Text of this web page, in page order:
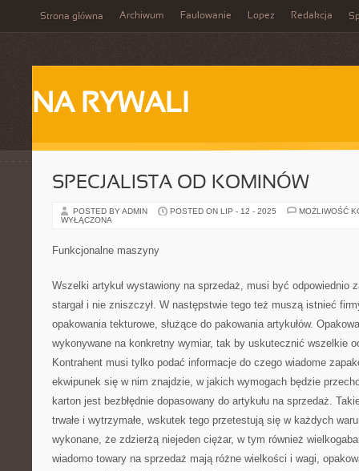
Strona główna Archiwum Faulowanie Lopez Redakcja
NA RYWALI
SPECJALISTA OD KOMINÓW
POSTED BY ADMIN POSTED ON LIP - 12 - 2025
MOŻLIWOŚĆ
WYŁĄCZONA
Funkcjonalne maszyny
Wszelki artykuł wystawiony na sprzedaż, musi być odpowiednio
stargał i nie zniszczył. W następstwie tego też muszą istnieć
opakowania tekturowe, służące do pakowania artykułów.
wykonywane na konkretny wymiar, tak by uskutecznić wszelkie
Kontrahent musi tylko podać informacje do czego wiadome
ekwipunek się w nim znajdzie, w jakich wymogach będzie
karton jest bezbłędnie dopasowany do artykułu na sprzedaż.
trwałe i wytrzymałe, wskutek tego przetestują się w każdych
wykonane, że zdzierżą niejeden ciężar, w tym również
wiadomo towary na sprzedaż mają różne wielkości i wagi,